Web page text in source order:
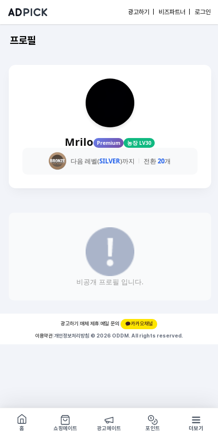
광고하기 | 비즈파트너 | 로그인
프로필
Mrilo Premium 농장 LV30
다음 레벨(SILVER)까지 전환20개
비공개 프로필 입니다.
광고하기 매체 제휴 메일 문의 |
카카오채널
이용약관 개인정보처리방침 © 2026 ODDM. All rights reserved.
쇼핑몰 구경하기
방문시 1G
홈
쇼핑메이트 광고메이트 포인트 더보기